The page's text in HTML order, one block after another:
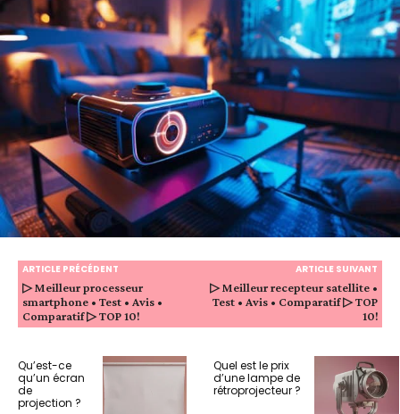
ARTICLE PRÉCÉDENT
▷ Meilleur processeur
smartphone • Test • Avis •
Comparatif ▷ TOP 10!
ARTICLE SUIVANT
▷ Meilleur recepteur satellite •
Test • Avis • Comparatif ▷ TOP
10!
Qu’est-ce
qu’un écran
de
projection ?
Quel est le prix
d’une lampe de
rétroprojecteur ?